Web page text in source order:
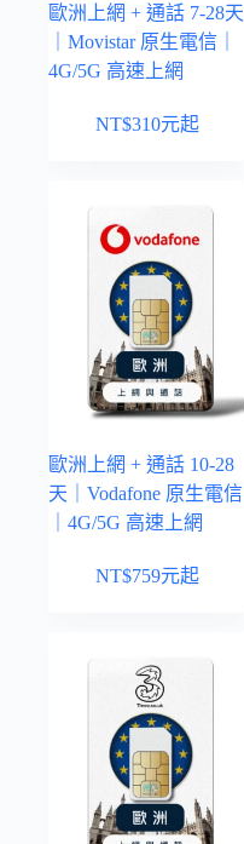
歐洲上網 + 通話 7-28天
｜Movistar 原生電信｜
4G/5G 高速上網
NT$310元起
歐洲上網 + 通話 10-28
天｜Vodafone 原生電信
｜4G/5G 高速上網
NT$759元起